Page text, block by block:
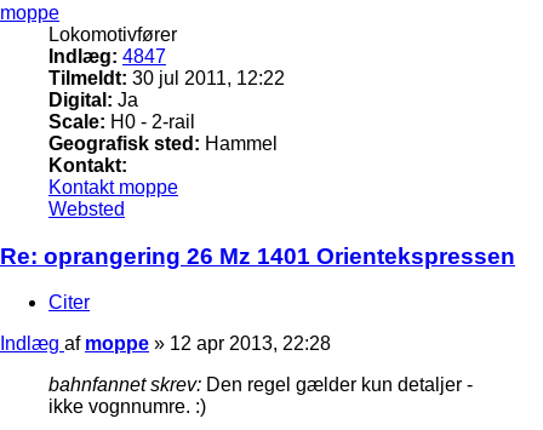
moppe
Lokomotivfører
Indlæg: 4847
Tilmeldt: 30 jul 2011, 12:22
Digital: Ja
Scale: H0 - 2-rail
Geografisk sted: Hammel
Kontakt:
Kontakt moppe
Websted
Re: oprangering 26 Mz 1401 Orientekspressen
Citer
Indlæg af moppe » 12 apr 2013, 22:28
bahnfannet skrev: Den regel gælder kun detaljer -
ikke vognnumre. :)